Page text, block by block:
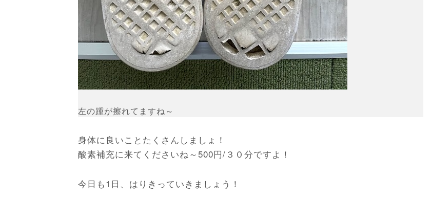
左の踵が擦れてますね～
身体に良いことたくさんしましょ！
酸素補充に来てくださいね～500円/３０分ですよ！
今日も1日、はりきっていきましょう！